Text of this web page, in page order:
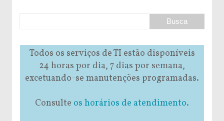
Todos os serviços de TI estão disponíveis
24 horas por dia, 7 dias por semana,
excetuando-se manutenções programadas.
Consulte os horários de atendimento.